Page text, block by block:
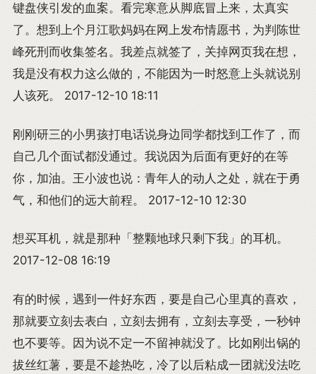
键盘侠引发的血案。看完寒意从脚底冒上来，太真实
了。想到上个月江歌妈妈在网上发布情愿书，为判陈世
峰死刑而收集签名。我差点就签了，关掉网页我在想，
我是没有权力这么做的，不能因为一时怒意上头就说别
人该死。 2017-12-10 18:11
刚刚研三的小男孩打电话说身边同学都找到工作了，而
自己几个面试都没通过。我说因为后面有更好的在等
你，加油。王小波也说：青年人的动人之处，就在于勇
气，和他们的远大前程。 2017-12-10 12:30
想买耳机，就是那种「整颗地球只剩下我」的耳机。
2017-12-08 16:19
有的时候，遇到一件好东西，要是自己心里真的喜欢，
那就要立刻去表白，立刻去拥有，立刻去享受，一秒钟
也不要等。因为说不定一不留神就没了。比如刚出锅的
拔丝红薯，要是不趁热吃，冷了以后粘成一团就没法吃